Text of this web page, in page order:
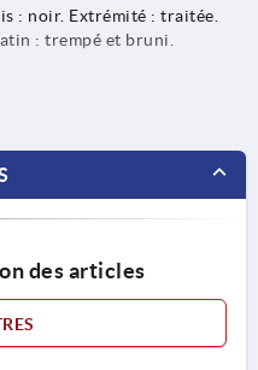
: noir. Extrémité : traitée.
: trempé et bruni.
des articles